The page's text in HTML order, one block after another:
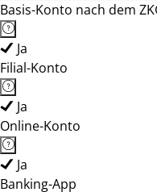
Basis-Konto nach dem
Ja
Filial-Konto
Ja
Online-Konto
Ja
Banking-App